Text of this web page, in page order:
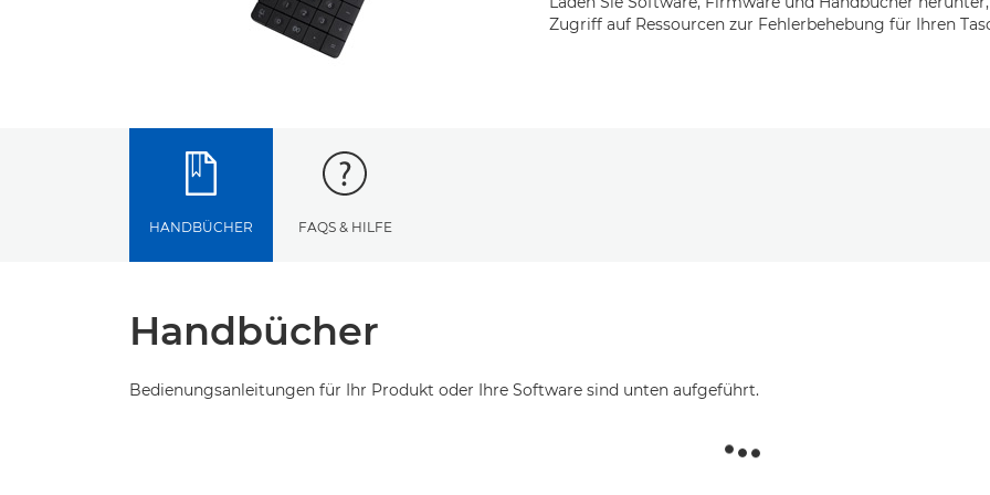
Zugriff auf Ressourcen zur Fehlerbehebung für Ihren
HANDBÜCHER FAQS & HILFE
Handbücher
Bedienungsanleitungen für Ihr Produkt oder Ihre Software sind unten aufgeführt.